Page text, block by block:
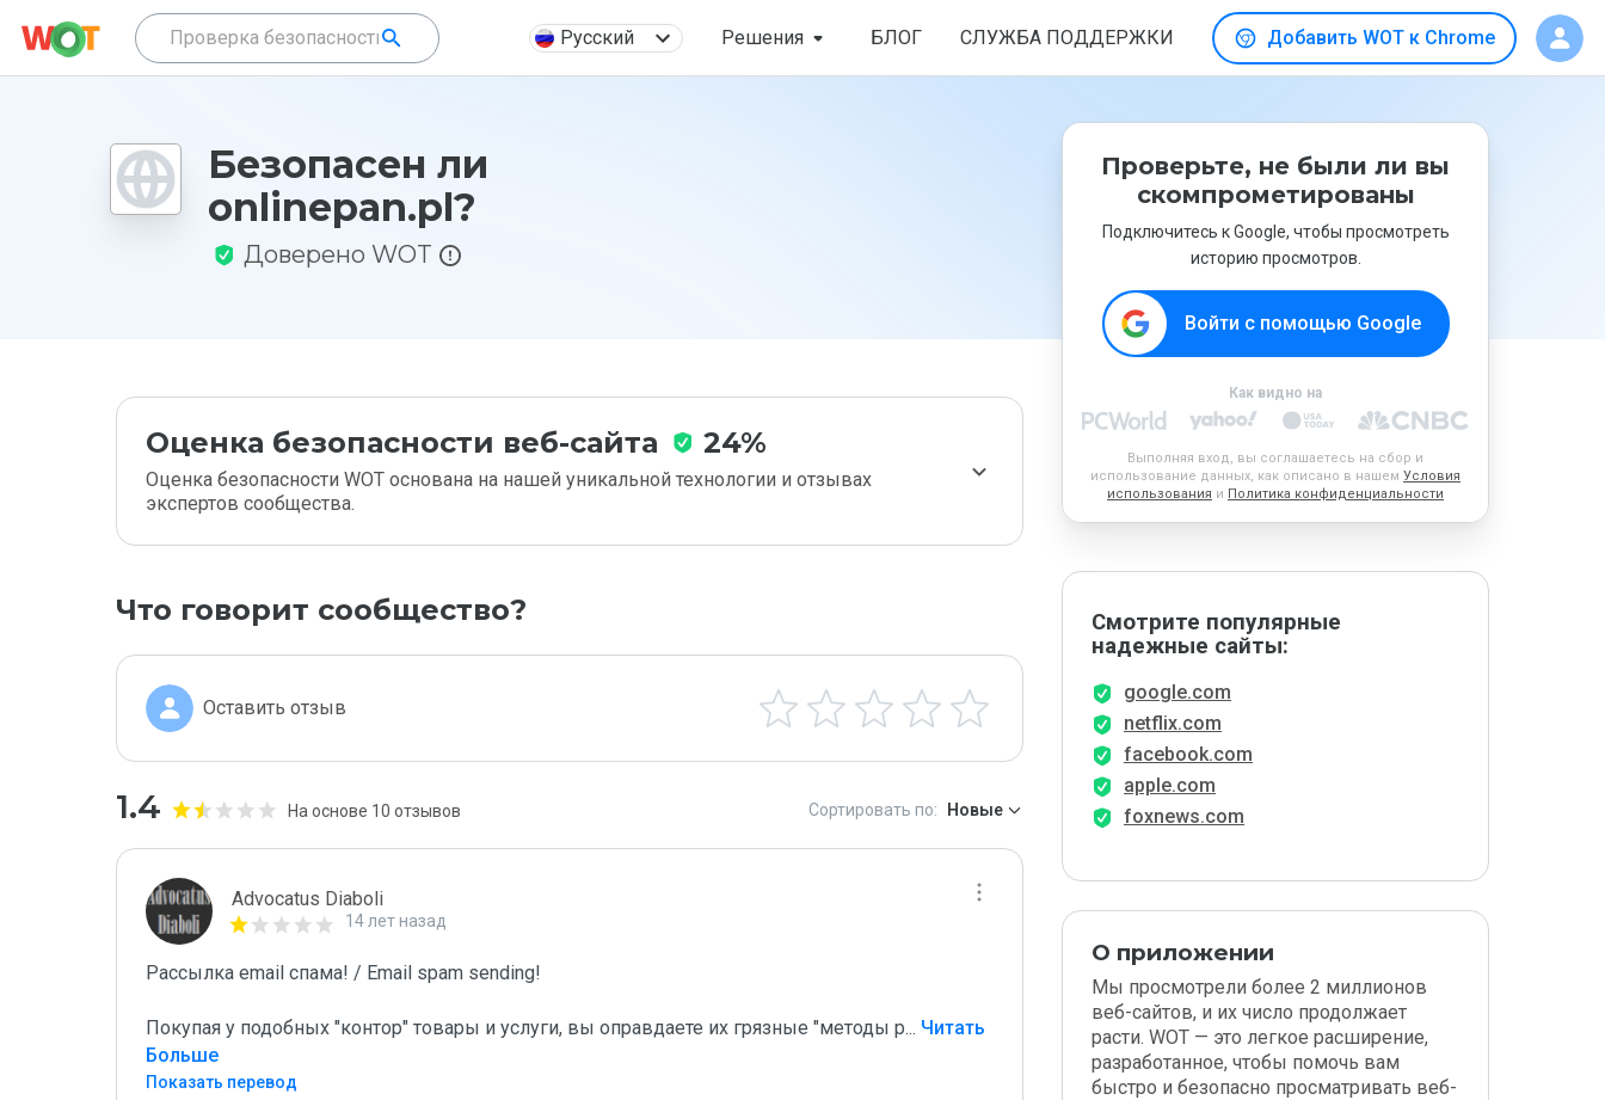
Русский Решения БЛОГ СЛУЖБА ПОДДЕРЖКИ Добавить WOT к Chrome
Безопасен ли
onlinepan.pl?
Доверено WOT
Оценка безопасности веб-сайта 24%
Оценка безопасности WOT основана на нашей уникальной технологии и отзывах
экспертов сообщества.
Что говорит сообщество?
Оставить отзыв
1.4 На основе 10 отзывов Сортировать по: Новые
Advocatus Diaboli
14 лет назад
Рассылка email спама! / Email spam sending!
Покупая у подобных "контор" товары и услуги, вы оправдаете их грязные "методы р... Читать
Больше
Показать перевод
Проверьте, не были ли вы
скомпрометированы
Подключитесь к Google, чтобы просмотреть
историю просмотров.
Войти с помощью Google
Как видно на
Выполняя вход, вы соглашаетесь на сбор и
использование данных, как описано в нашем Условия
использования и Политика конфиденциальности
Смотрите популярные
надежные сайты:
google.com
netflix.com
facebook.com
apple.com
foxnews.com
О приложении
Мы просмотрели более 2 миллионов
веб-сайтов, и их число продолжает
расти. WOT — это легкое расширение,
разработанное, чтобы помочь вам
быстро и безопасно просматривать веб-